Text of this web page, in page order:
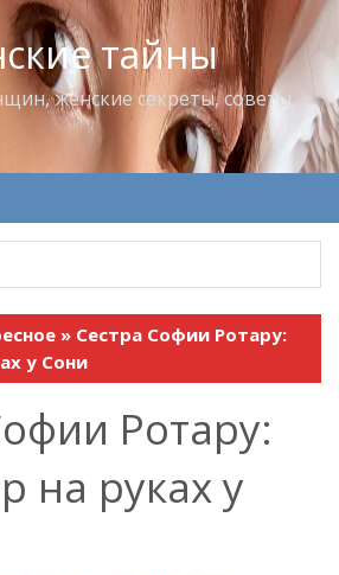
тайны
женские секреты, советы
» Сестра Софии Ротару:
у Сони
Ротару:
на руках у